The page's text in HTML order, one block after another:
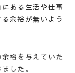
ある生活や仕事
余裕が無いよう
裕を与えていた
した。